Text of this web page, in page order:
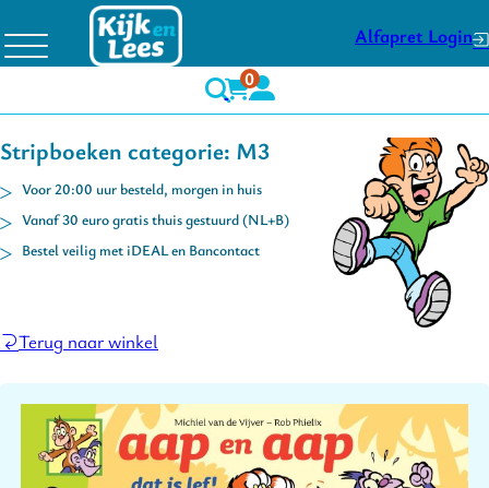
Alfapret Login
0
Stripboeken categorie: M3
Voor 20:00 uur besteld, morgen in huis
Vanaf 30 euro gratis thuis gestuurd (NL+B)
Bestel veilig met iDEAL en Bancontact
Terug naar winkel